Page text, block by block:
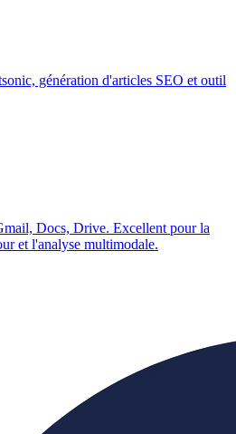
génération d'articles SEO et outil
Docs, Drive. Excellent pour la
et l'analyse multimodale.